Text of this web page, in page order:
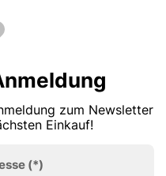
zum Newsletter
Einkauf!
(*)